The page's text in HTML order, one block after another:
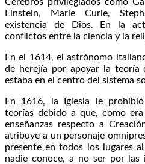
Einstein, Marie Curie,
existencia de Dios. En la
conflictos entre la ciencia y la
En el 1614, el astrónomo
de herejía por apoyar la teoría
estaba en el centro del sistema
En 1616, la Iglesia le
teorías debido a que, como
enseñanzas respecto a
atribuye a un personaje
presente en todos los lugares
nadie conoce, a no ser por las